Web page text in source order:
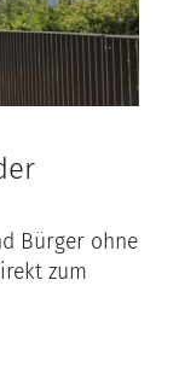
Bürger ohne
zum